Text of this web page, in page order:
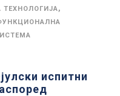
,
испитни